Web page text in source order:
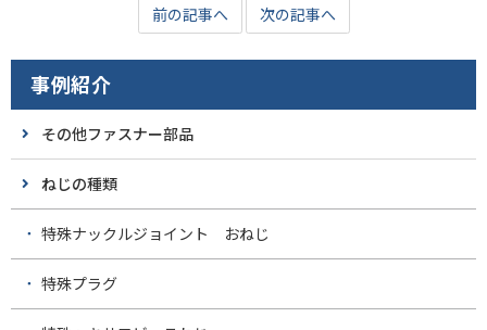
前の記事へ 次の記事へ
事例紹介
その他ファスナー部品
ねじの種類
特殊ナックルジョイント おねじ
特殊プラグ